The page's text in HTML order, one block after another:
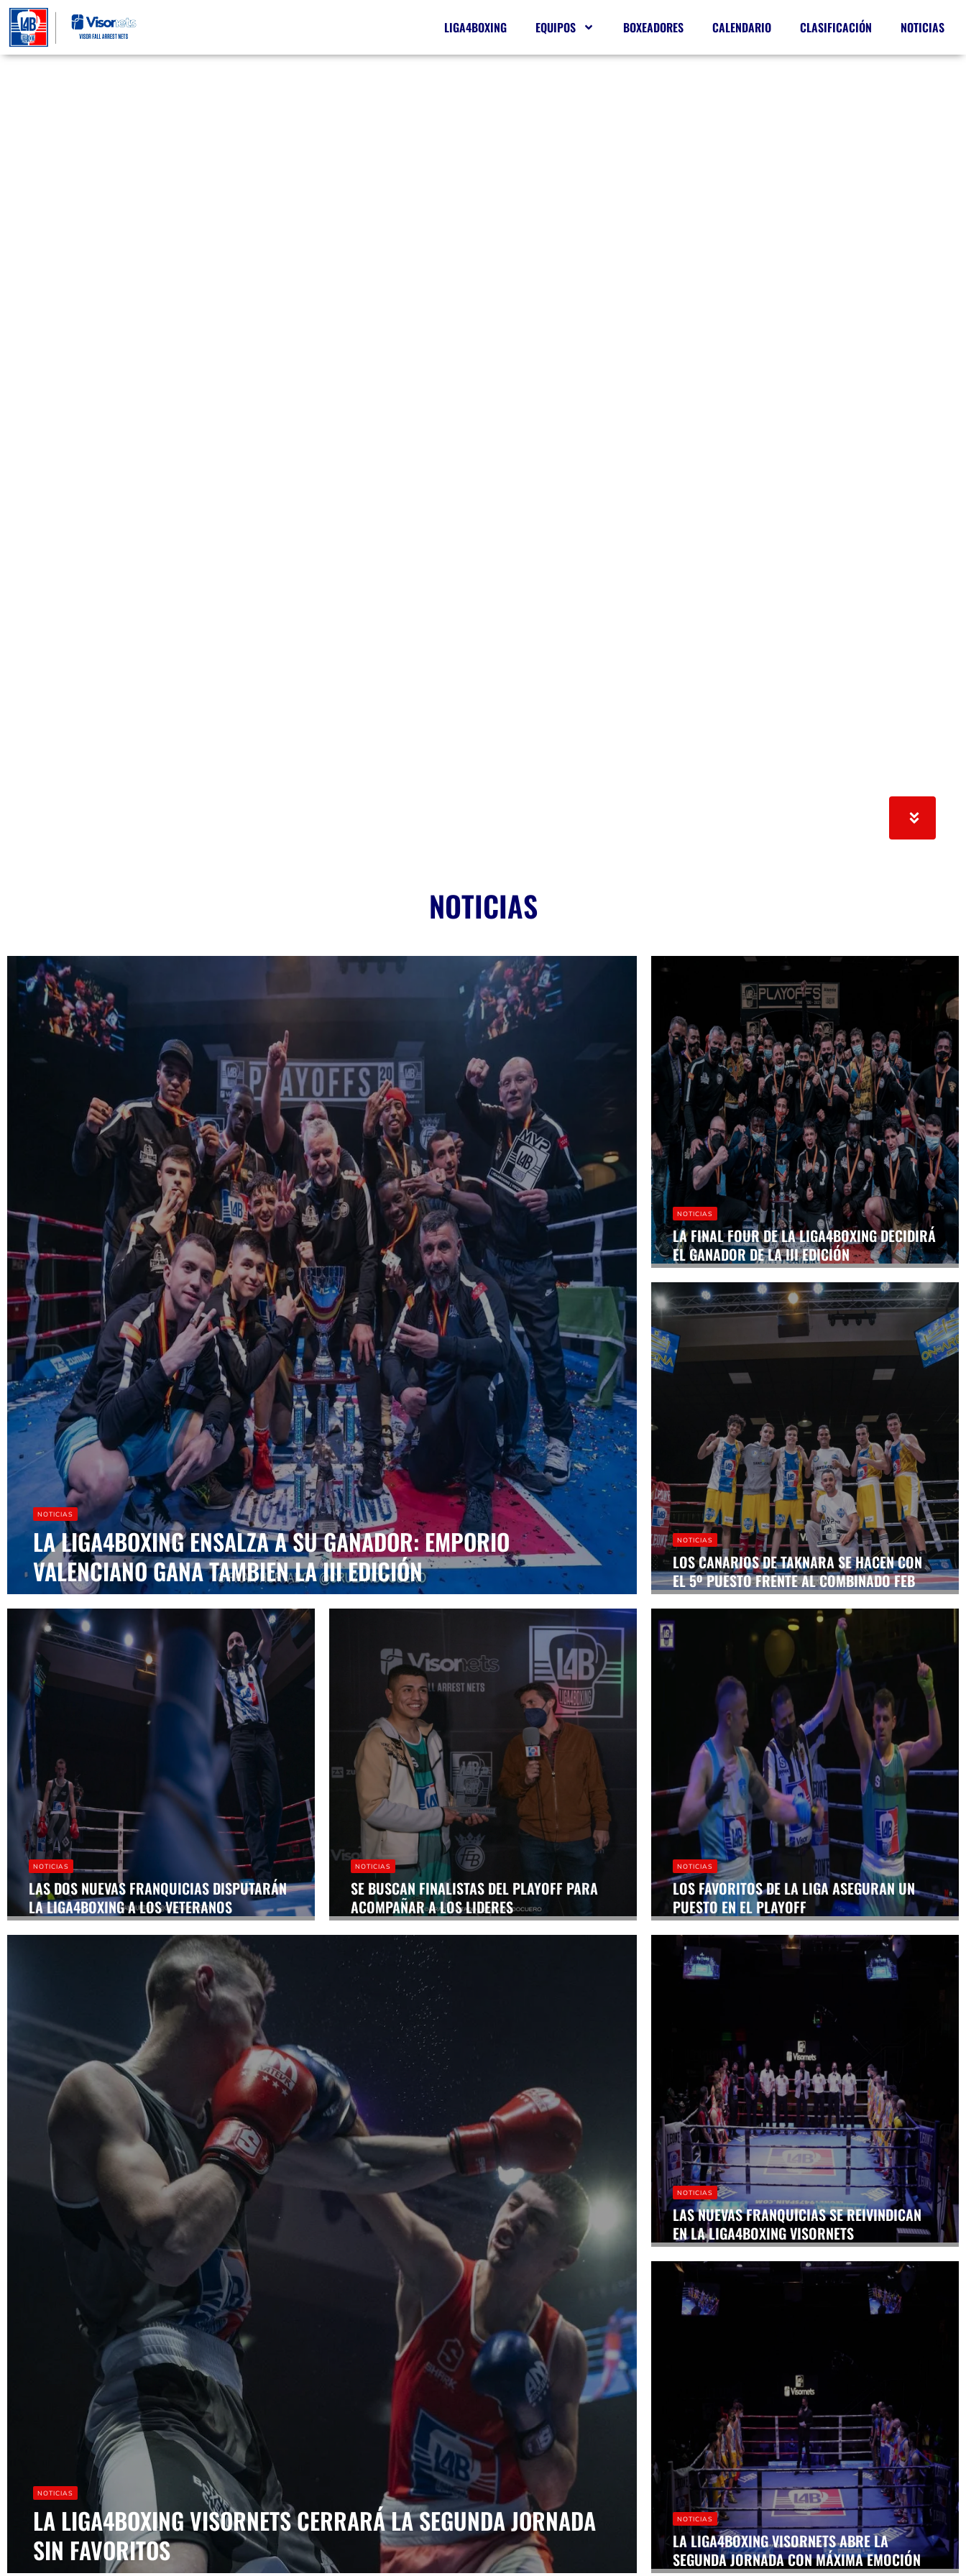
LIGA4BOXING EQUIPOS BOXEADORES CALENDARIO CLASIFICACIÓN NOTICIAS
NOTICIAS
NOTICIAS
LA LIGA4BOXING ENSALZA A SU GANADOR: EMPORIO
VALENCIANO GANA TAMBIEN LA III EDICIÓN
NOTICIAS
LA FINAL FOUR DE LA LIGA4BOXING DECIDIRÁ
EL GANADOR DE LA III EDICIÓN
NOTICIAS
LOS CANARIOS DE TAKNARA SE HACEN CON
EL 5º PUESTO FRENTE AL COMBINADO FEB
NOTICIAS
LAS DOS NUEVAS FRANQUICIAS DISPUTARÁN
LA LIGA4BOXING A LOS VETERANOS
NOTICIAS
SE BUSCAN FINALISTAS DEL PLAYOFF PARA
ACOMPAÑAR A LOS LIDERES
NOTICIAS
LOS FAVORITOS DE LA LIGA ASEGURAN UN
PUESTO EN EL PLAYOFF
NOTICIAS
LA LIGA4BOXING VISORNETS CERRARÁ LA SEGUNDA JORNADA
SIN FAVORITOS
NOTICIAS
LAS NUEVAS FRANQUICIAS SE REIVINDICAN
EN LA LIGA4BOXING VISORNETS
NOTICIAS
LA LIGA4BOXING VISORNETS ABRE LA
SEGUNDA JORNADA CON MÁXIMA EMOCIÓN